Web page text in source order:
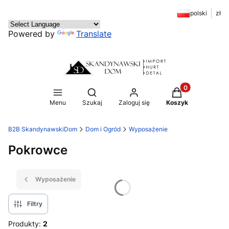
Powered by Translate
polski zł
Menu
Otwórz wyszukiwarkę
Szukaj Zaloguj się
Produkty w
Koszyk
B2B SkandynawskiDom Dom i Ogród Wyposażenie
Pokrowce
Wyposażenie
Filtry
Produkty: 2